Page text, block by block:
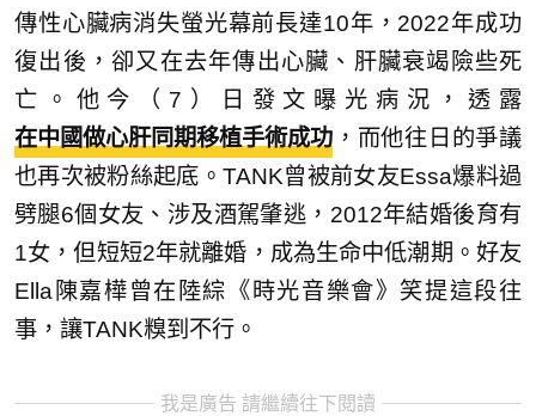
傳性心臟病消失螢光幕前長達10年，2022年成功
復出後，卻又在去年傳出心臟、肝臟衰竭險些死
亡。他今（7）日發文曝光病況，透露
在中國做心肝同期移植手術成功 ，而他往日的爭議
也再次被粉絲起底。TANK曾被前女友Essa爆料過
劈腿6個女友、涉及酒駕肇逃，2012年結婚後育有
1女，但短短2年就離婚，成為生命中低潮期。好友
Ella陳嘉樺曾在陸綜《時光音樂會》笑提這段往
事，讓TANK糗到不行。
我是廣告 請繼續往下閱讀